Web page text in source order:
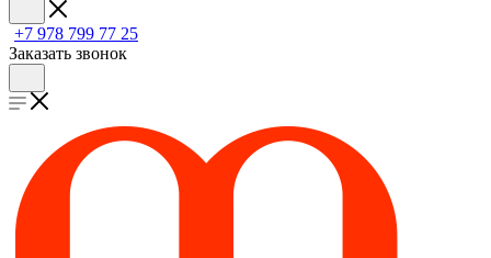
+7 978 799 77 25
Заказать звонок